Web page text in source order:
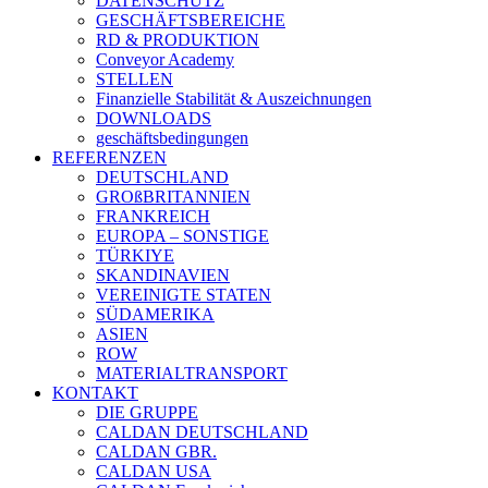
GESCHÄFTSBEREICHE
RD & PRODUKTION
Conveyor Academy
STELLEN
Finanzielle Stabilität & Auszeichnungen
DOWNLOADS
geschäftsbedingungen
REFERENZEN
DEUTSCHLAND
GROßBRITANNIEN
FRANKREICH
EUROPA – SONSTIGE
TÜRKIYE
SKANDINAVIEN
VEREINIGTE STATEN
SÜDAMERIKA
ASIEN
ROW
MATERIALTRANSPORT
KONTAKT
DIE GRUPPE
CALDAN DEUTSCHLAND
CALDAN GBR.
CALDAN USA